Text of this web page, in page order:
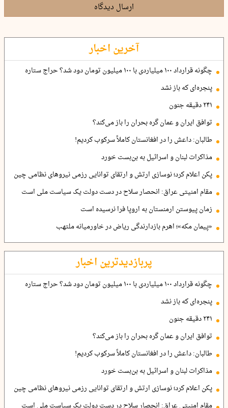
ارسال دیدگاه
آخرین اخبار
چگونه قرارداد ۱۰۰ میلیاردی با ۱۰۰ میلیون تومان دود شد؟ حراج ستاره
پنجره‌ای که باز نشد
۲۴۱ دقیقه جنون
توافق ایران و عمان گره بحران را باز می‌کند؟
طالبان: داعش را در افغانستان کاملاً سرکوب کردیم!
مذاکرات لبنان و اسرائیل به بن‌بست خورد
پکن اعلام کرد؛ نوسازی ارتش و ارتقای توانایی رزمی نیروهای نظامی چین
مقام امنیتی عراق: انحصار سلاح در دست دولت یک سیاست ملی است
زمان پیوستن ارمنستان به اروپا فرا نرسیده است
«پیمان مکه»؛ اهرم بازدارندگی ریاض در خاورمیانه ملتهب
پربازدیدترین اخبار
چگونه قرارداد ۱۰۰ میلیاردی با ۱۰۰ میلیون تومان دود شد؟ حراج ستاره
پنجره‌ای که باز نشد
۲۴۱ دقیقه جنون
توافق ایران و عمان گره بحران را باز می‌کند؟
طالبان: داعش را در افغانستان کاملاً سرکوب کردیم!
مذاکرات لبنان و اسرائیل به بن‌بست خورد
پکن اعلام کرد؛ نوسازی ارتش و ارتقای توانایی رزمی نیروهای نظامی چین